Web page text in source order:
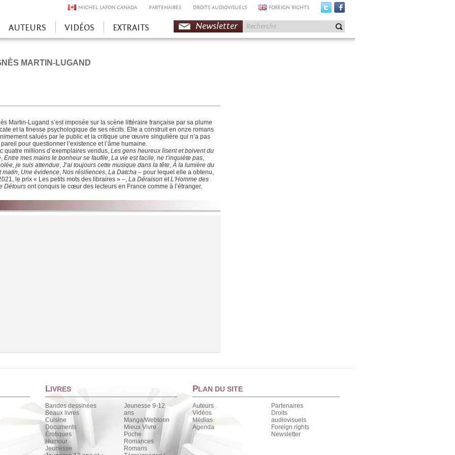
MICHEL LAFON CANADA PARTENAIRES DROITS AUDIOVISUELS FOREIGN RIGHTS
AUTEURS VIDÉOS EXTRAITS Newsletter
MARTIN-LUGAND
Martin-Lugand s’est imposée sur la scène littéraire française par sa plume
et la finesse psychologique de ses récits. Elle a construit en onze romans
salués par le public et la critique une œuvre singulière qui n’a pas
pour questionner l’existence et l’âme humaine.
quatre millions d’exemplaires vendus, Les gens heureux lisent et boivent du
, Entre mes mains le bonheur se faufile, La vie est facile, ne t’inquiète pas,
je suis attendue, J’ai toujours cette musique dans la tête,À la lumière du
matin, Une évidence, Nos résiliences, La Datcha – pour lequel elle a obtenu,
le prix « Les petits mots des libraires » –, La Déraison etL'Homme des
Détours ont conquis le cœur des lecteurs en France comme à l’étranger.
Chargement de la liste
LIVRES
Bandes dessinées
Beaux livres
Cuisine
Documents
Érotiques
Humour
Jeunesse
Jeunesse 9-12
ans
Manga/Webtoon
Mieux Vivre
Poche
Romances
Romans
PLAN DU SITE
Auteurs
Vidéos
Médias
Agenda
Partenaires
Droits
audiovisuels
Foreign rights
Newsletter